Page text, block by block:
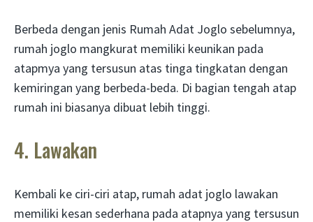
Berbeda dengan jenis Rumah Adat Joglo sebelumnya,
rumah joglo mangkurat memiliki keunikan pada
atapmya yang tersusun atas tinga tingkatan dengan
kemiringan yang berbeda-beda. Di bagian tengah atap
rumah ini biasanya dibuat lebih tinggi.
4. Lawakan
Kembali ke ciri-ciri atap, rumah adat joglo lawakan
memiliki kesan sederhana pada atapnya yang tersusun